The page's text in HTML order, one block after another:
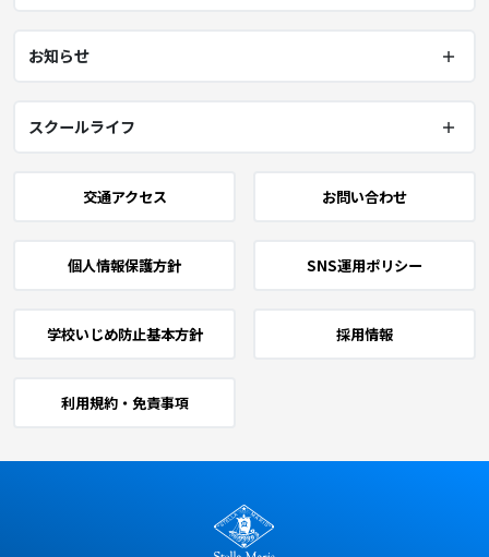
お知らせ
スクールライフ
交通アクセス お問い合わせ
個人情報保護方針 SNS運用ポリシー
学校いじめ防止基本方針 採用情報
利用規約・免責事項